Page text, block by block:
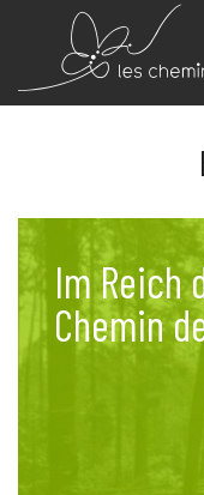
Im Reich
Chemin